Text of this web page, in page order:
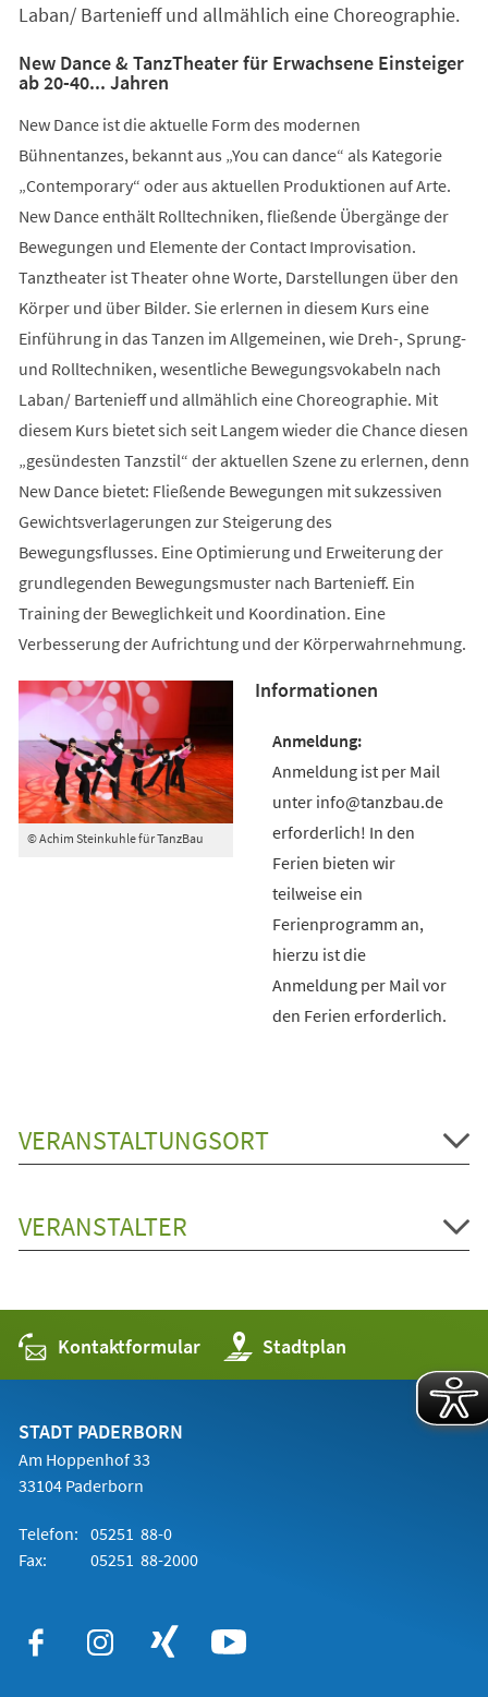
Laban/ Bartenieff und allmählich eine Choreographie.
New Dance & TanzTheater für Erwachsene Einsteiger
ab 20-40... Jahren
New Dance ist die aktuelle Form des modernen
Bühnentanzes, bekannt aus „You can dance“ als Kategorie
„Contemporary“ oder aus aktuellen Produktionen auf Arte.
New Dance enthält Rolltechniken, fließende Übergänge der
Bewegungen und Elemente der Contact Improvisation.
Tanztheater ist Theater ohne Worte, Darstellungen über den
Körper und über Bilder. Sie erlernen in diesem Kurs eine
Einführung in das Tanzen im Allgemeinen, wie Dreh-, Sprung-
und Rolltechniken, wesentliche Bewegungsvokabeln nach
Laban/ Bartenieff und allmählich eine Choreographie. Mit
diesem Kurs bietet sich seit Langem wieder die Chance diesen
„gesündesten Tanzstil“ der aktuellen Szene zu erlernen, denn
New Dance bietet: Fließende Bewegungen mit sukzessiven
Gewichtsverlagerungen zur Steigerung des
Bewegungsflusses. Eine Optimierung und Erweiterung der
grundlegenden Bewegungsmuster nach Bartenieff. Ein
Training der Beweglichkeit und Koordination. Eine
Verbesserung der Aufrichtung und der Körperwahrnehmung.
© Achim Steinkuhle für TanzBau
Informationen
Anmeldung ist per Mail
unter info@tanzbau.de
erforderlich! In den
Ferien bieten wir
teilweise ein
Ferienprogramm an,
hierzu ist die
Anmeldung per Mail vor
den Ferien erforderlich.
VERANSTALTUNGSORT
VERANSTALTER
Kontaktformular Stadtplan
(Öffnet
in
einem
STADT PADERBORN
Am Hoppenhof 33
33104 Paderborn
Telefon: 05251 88-0
Fax:
05251 88-2000